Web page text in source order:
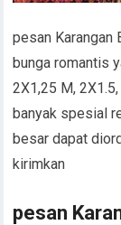
pesan Karangan
bunga romantis
2X1,25 M,
banyak spesial
besar dapat
kirimkan
pesan